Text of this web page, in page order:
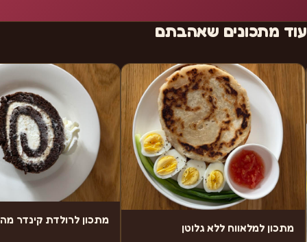
עוד מתכונים שאהבתם
מתכון למלאווח ללא גלוטן
מתכון לרולדת קינדר